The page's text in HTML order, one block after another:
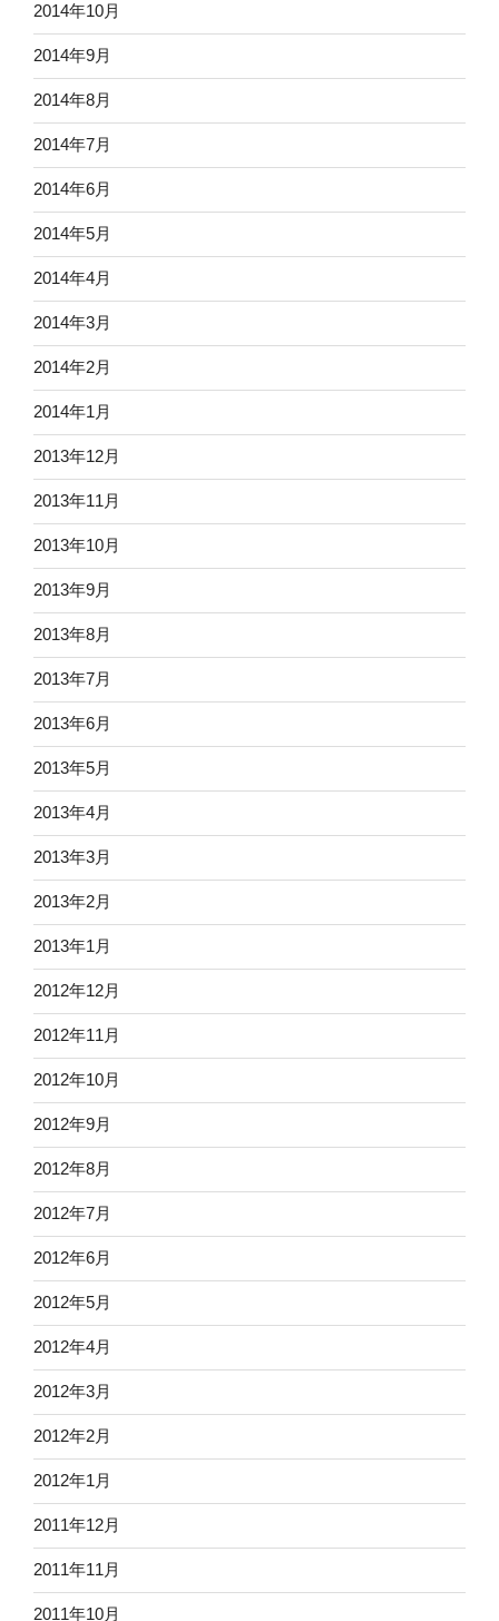
2014年10月
2014年9月
2014年8月
2014年7月
2014年6月
2014年5月
2014年4月
2014年3月
2014年2月
2014年1月
2013年12月
2013年11月
2013年10月
2013年9月
2013年8月
2013年7月
2013年6月
2013年5月
2013年4月
2013年3月
2013年2月
2013年1月
2012年12月
2012年11月
2012年10月
2012年9月
2012年8月
2012年7月
2012年6月
2012年5月
2012年4月
2012年3月
2012年2月
2012年1月
2011年12月
2011年11月
2011年10月